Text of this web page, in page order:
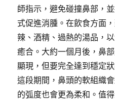
師指示，避免碰撞鼻部，
式促進消腫。在飲食方面
辣、酒精、過熱的湯品，
癒合。大約一個月後，鼻
顯現，但要完全達到穩定
這段期間，鼻頭的軟組織
的弧度也會更為柔和。值